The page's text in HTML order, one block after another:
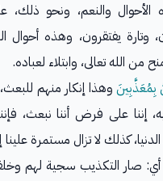
والنعم، ونحو ذلك،
وتارة يفتقرون، وهذه أحوال
من الله تعالى، وابتلاء لعباده.
بِمُعَذَّبِينَ وهذا إنكار منهم
إننا على فرض أننا نبعث،
كذلك لا تزال مستمرة علينا
أي: صار التكذيب سجية لهم